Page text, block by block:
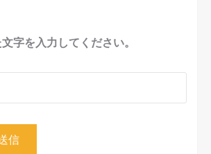
文字を入力してください。